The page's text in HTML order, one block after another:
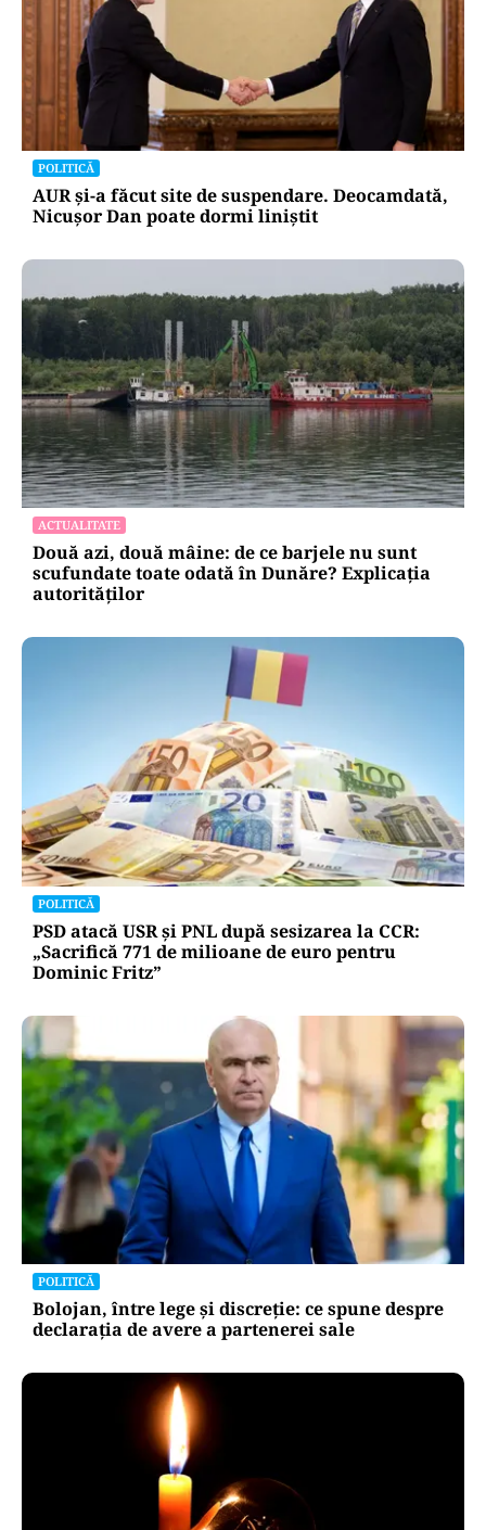
POLITICĂ
AUR și-a făcut site de suspendare. Deocamdată,
Nicușor Dan poate dormi liniștit
ACTUALITATE
Două azi, două mâine: de ce barjele nu sunt
scufundate toate odată în Dunăre? Explicația
autorităților
POLITICĂ
PSD atacă USR și PNL după sesizarea la CCR:
„Sacrifică 771 de milioane de euro pentru
Dominic Fritz”
POLITICĂ
Bolojan, între lege și discreție: ce spune despre
declarația de avere a partenerei sale